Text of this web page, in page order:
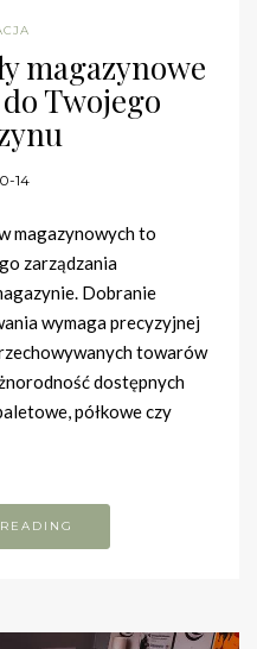
magazynowe
Twojego
14
magazynowych to
zarządzania
Dobranie
wymaga precyzyjnej
towarów
dostępnych
półkowe czy